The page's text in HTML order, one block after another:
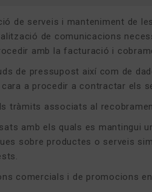
de serveis i manteniment de
de comunicacions
amb la facturació i
de pressupost així com de
a procedir a contractar els
tràmits associats al
amb els quals es mantingui
sobre productes o serveis
comercials i de promocions